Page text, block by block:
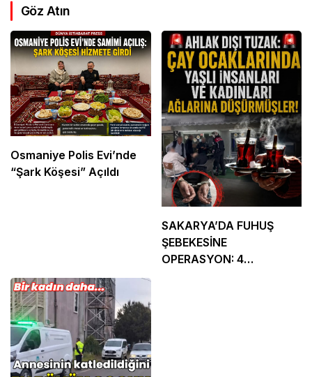
Göz Atın
Osmaniye Polis Evi’nde
“Şark Köşesi” Açıldı
SAKARYA’DA FUHUŞ
ŞEBEKESİNE
OPERASYON: 4